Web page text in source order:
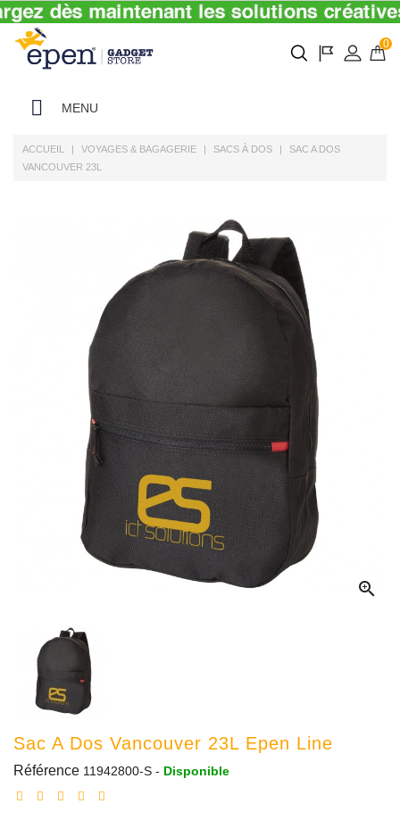
0
MENU
ACCUEIL VOYAGES & BAGAGERIE SACS À DOS
SAC A DOS
VANCOUVER 23L

Sac A Dos Vancouver 23L Epen Line
Référence 11942800-S - Disponible